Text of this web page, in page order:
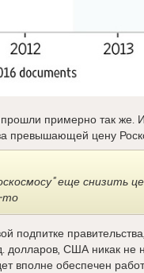
примерно так же.
превышающей цену
еще снизить
то
подпитке
долларов, США никак не
вполне обеспечен